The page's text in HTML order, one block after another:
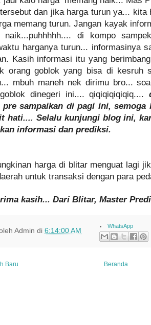
dan jika harga turun ya... kita
memang turun. Jangan kayak
naik...puhhhhh.... di kompo
harganya turun... informasinya
Kasih informasi itu yang
orang goblok yang bisa di kesruh
mbuh maneh nek dirimu bro...
dinegeri ini.... qiqiqiqiqiqiq....
pre sampaikan di pagi ini, semoga
hati.... Selalu kunjungi blog ini,
informasi dan prediksi.
harga di blitar menguat lagi
untuk transaksi dengan para
kasih... Dari Blitar, Master
Admin di 6:14:00 AM
WhatsApp
Baru Beranda